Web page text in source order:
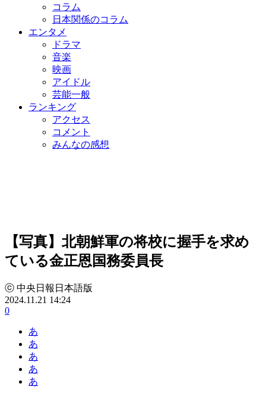
コラム
日本関係のコラム
エンタメ
ドラマ
音楽
映画
アイドル
芸能一般
ランキング
アクセス
コメント
みんなの感想
【写真】北朝鮮軍の将校に握手を求め
ている金正恩国務委員長
ⓒ 中央日報日本語版
2024.11.21 14:24
0
あ
あ
あ
あ
あ